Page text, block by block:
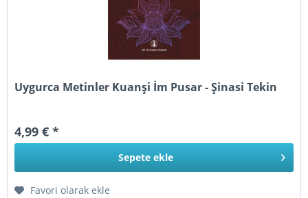
Uygurca Metinler Kuanşi İm Pusar - Şinasi Tekin
4,99 € *
Sepete ekle
Favori olarak ekle